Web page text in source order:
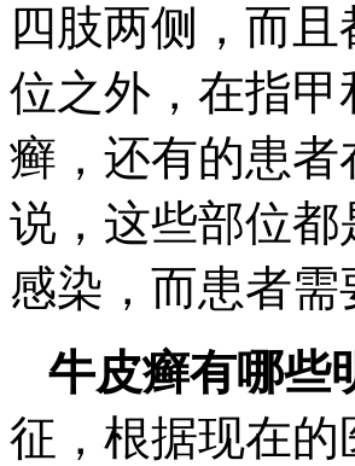
四肢两侧，而
位之外，在指
癣，还有的患
说，这些部位
感染，而患者
牛皮癣有哪些
征，根据现在